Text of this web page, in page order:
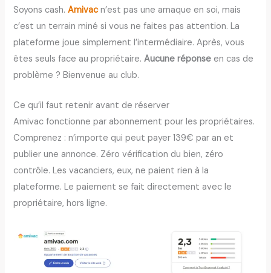
Soyons cash.Amivacn’est pas une arnaque en soi, mais
c’est un terrain miné si vous ne faites pas attention. La
plateforme joue simplement l’intermédiaire. Après, vous
êtes seuls face au propriétaire.Aucune réponse en cas de
problème ? Bienvenue au club.
Ce qu’il faut retenir avant de réserver
Amivac fonctionne par abonnement pour les propriétaires.
Comprenez : n’importe qui peut payer 139€ par an et
publier une annonce. Zéro vérification du bien, zéro
contrôle. Les vacanciers, eux, ne paient rien à la
plateforme. Le paiement se fait directement avec le
propriétaire, hors ligne.